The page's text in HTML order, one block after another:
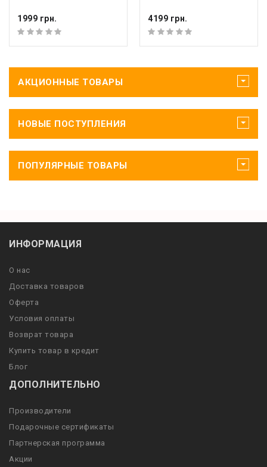
1999 грн. 4199 грн.
АКЦИОННЫЕ ТОВАРЫ
НОВЫЕ ПОСТУПЛЕНИЯ
ПОПУЛЯРНЫЕ ТОВАРЫ
ИНФОРМАЦИЯ
О нас
Доставка товаров
Оферта
Условия оплаты
Возврат товара
Купить товар в кредит
Блог
ДОПОЛНИТЕЛЬНО
Производители
Подарочные сертификаты
Партнерская программа
Акции